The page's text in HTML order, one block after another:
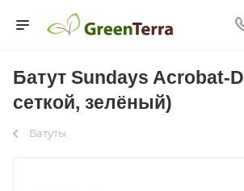
Батут Sundays Acrobat-
сеткой, зелёный)
Батуты